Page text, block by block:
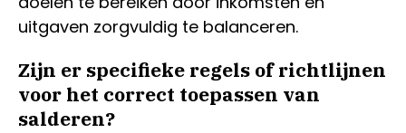
uitgaven zorgvuldig te balanceren.
Zijn er specifieke regels of richtlijnen
voor het correct toepassen van
salderen?